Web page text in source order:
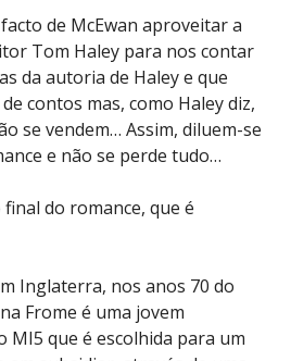
de McEwan aproveitar a
Tom Haley para nos contar
da autoria de Haley e que
contos mas, como Haley diz,
se vendem… Assim, diluem-se
e não se perde tudo…
do romance, que é
Inglaterra, nos anos 70 do
Frome é uma jovem
que é escolhida para um